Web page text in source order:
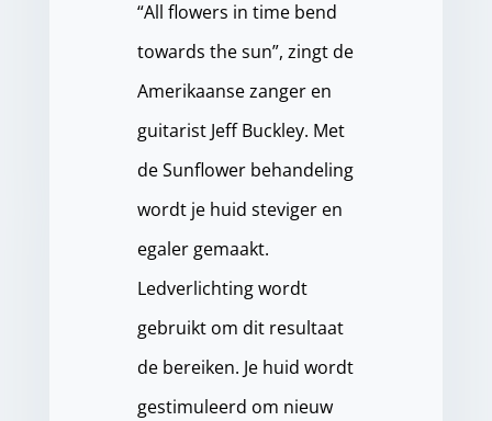
“All flowers in time bend
towards the sun”, zingt de
Amerikaanse zanger en
guitarist Jeff Buckley. Met
de Sunflower behandeling
wordt je huid steviger en
egaler gemaakt.
Ledverlichting wordt
gebruikt om dit resultaat
de bereiken. Je huid wordt
gestimuleerd om nieuw